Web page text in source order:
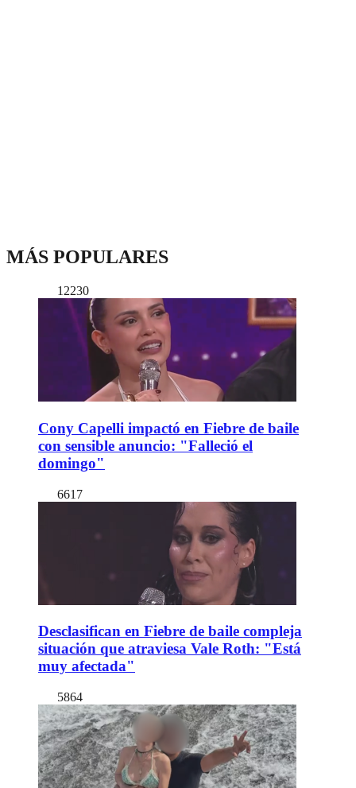
MÁS POPULARES
12230
Cony Capelli impactó en Fiebre de baile
con sensible anuncio: "Falleció el
domingo"
6617
Desclasifican en Fiebre de baile compleja
situación que atraviesa Vale Roth: "Está
muy afectada"
5864